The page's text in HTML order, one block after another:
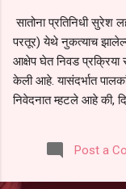
सातोना प्रतिनिधी सुरेश
परतूर) येथे नुकत्याच
आक्षेप घेत निवड प्रक्रिया
केली आहे. यासंदर्भात
निवेदनात म्हटले आहे की,
पालकांना देण्यात आली
नाहीत. तसेच सर्व
Post a